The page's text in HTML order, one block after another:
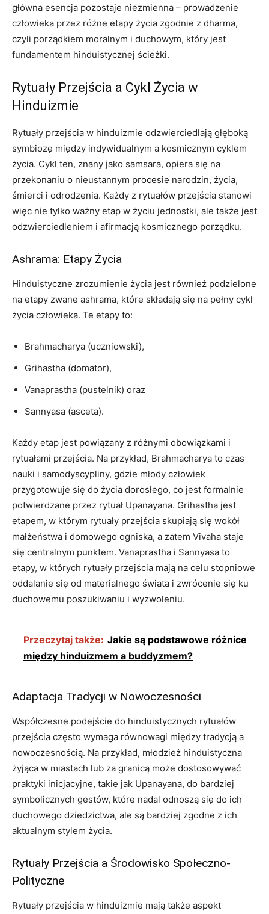
główna esencja pozostaje niezmienna – prowadzenie
człowieka przez różne etapy życia zgodnie z dharma,
czyli porządkiem moralnym i duchowym, który jest
fundamentem hinduistycznej ścieżki.
Rytuały Przejścia a Cykl Życia w
Hinduizmie
Rytuały przejścia w hinduizmie odzwierciedlają głęboką
symbiozę między indywidualnym a kosmicznym cyklem
życia. Cykl ten, znany jako samsara, opiera się na
przekonaniu o nieustannym procesie narodzin, życia,
śmierci i odrodzenia. Każdy z rytuałów przejścia stanowi
więc nie tylko ważny etap w życiu jednostki, ale także jest
odzwierciedleniem i afirmacją kosmicznego porządku.
Ashrama: Etapy Życia
Hinduistyczne zrozumienie życia jest również podzielone
na etapy zwane ashrama, które składają się na pełny cykl
życia człowieka. Te etapy to:
Brahmacharya (uczniowski),
Grihastha (domator),
Vanaprastha (pustelnik) oraz
Sannyasa (asceta).
Każdy etap jest powiązany z różnymi obowiązkami i
rytuałami przejścia. Na przykład, Brahmacharya to czas
nauki i samodyscypliny, gdzie młody człowiek
przygotowuje się do życia dorosłego, co jest formalnie
potwierdzane przez rytuał Upanayana. Grihastha jest
etapem, w którym rytuały przejścia skupiają się wokół
małżeństwa i domowego ogniska, a zatem Vivaha staje
się centralnym punktem. Vanaprastha i Sannyasa to
etapy, w których rytuały przejścia mają na celu stopniowe
oddalanie się od materialnego świata i zwrócenie się ku
duchowemu poszukiwaniu i wyzwoleniu.
Przeczytaj także: Jakie są podstawowe różnice
między hinduizmem a buddyzmem?
Adaptacja Tradycji w Nowoczesności
Współczesne podejście do hinduistycznych rytuałów
przejścia często wymaga równowagi między tradycją a
nowoczesnością. Na przykład, młodzież hinduistyczna
żyjąca w miastach lub za granicą może dostosowywać
praktyki inicjacyjne, takie jak Upanayana, do bardziej
symbolicznych gestów, które nadal odnoszą się do ich
duchowego dziedzictwa, ale są bardziej zgodne z ich
aktualnym stylem życia.
Rytuały Przejścia a Środowisko Społeczno-
Polityczne
Rytuały przejścia w hinduizmie mają także aspekt